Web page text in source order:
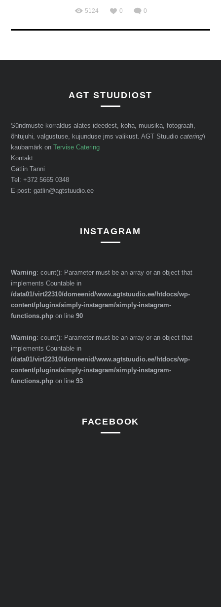
5124 0 0
AGT STUUDIOST
Sündmuste korraldus alates ideedest, koha, muusika, fotograafi,
õhtujuhi, valgustuse, kujunduse jms valikust. AGT Stuudiocatering'i
kaubamärk onTervise Catering
Kontakt
Gätlin Tanni
Tel: +372 5665 0348
E-post: gatlin@agtstuudio.ee
INSTAGRAM
Warning: count(): Parameter must be an array or an object that
implements Countable in
/data01/virt22310/domeenid/www.agtstuudio.ee/htdocs/wp-
content/plugins/simply-instagram/simply-instagram-
functions.php on line90
Warning: count(): Parameter must be an array or an object that
implements Countable in
/data01/virt22310/domeenid/www.agtstuudio.ee/htdocs/wp-
content/plugins/simply-instagram/simply-instagram-
functions.php on line93
FACEBOOK